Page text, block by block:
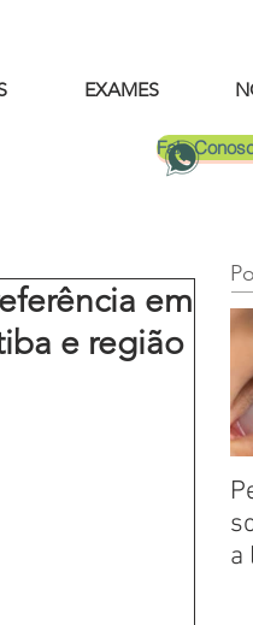
EXAMES
Fale
em
e região
a